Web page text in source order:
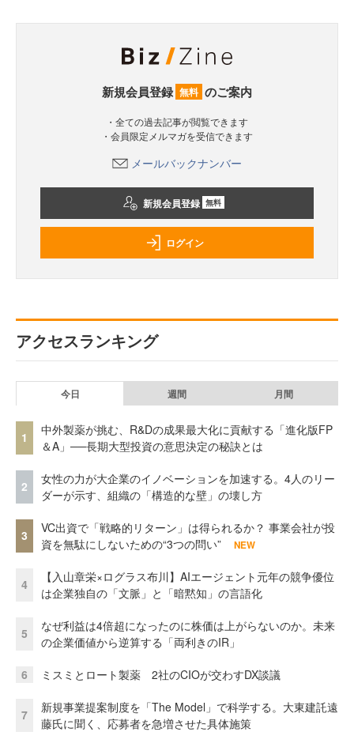
新規会員登録 無料 のご案内
・全ての過去記事が閲覧できます
・会員限定メルマガを受信できます
メールバックナンバー
新規会員登録 無料
ログイン
アクセスランキング
今日 週間 月間
1
中外製薬が挑む、R&Dの成果最大化に貢献する「進化版FP
＆A」──長期大型投資の意思決定の秘訣とは
2
女性の力が大企業のイノベーションを加速する。4人のリー
ダーが示す、組織の「構造的な壁」の壊し方
3
VC出資で「戦略的リターン」は得られるか？ 事業会社が投
資を無駄にしないための“3つの問い”
NEW
4
【入山章栄×ログラス布川】AIエージェント元年の競争優位
は企業独自の「文脈」と「暗黙知」の言語化
5
なぜ利益は4倍超になったのに株価は上がらないのか。未来
の企業価値から逆算する「両利きのIR」
6 ミスミとロート製薬 2社のCIOが交わすDX談議
7
新規事業提案制度を「The Model」で科学する。大東建託遠
藤氏に聞く、応募者を急増させた具体施策